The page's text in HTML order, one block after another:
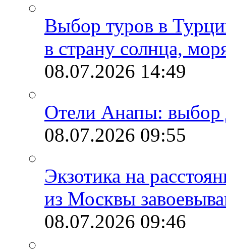
Выбор туров в
в страну солнца,
08.07.2026 14:49
Отели Анапы: выбор
08.07.2026 09:55
Экзотика на
из Москвы
08.07.2026 09:46